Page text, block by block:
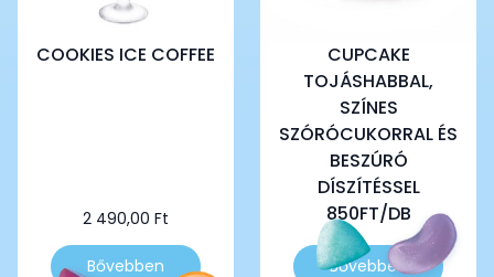
COOKIES ICE COFFEE
2 490,00 Ft
Bővebben
CUPCAKE
TOJÁSHABBAL,
SZÍNES
SZÓRÓCUKORRAL ÉS
BESZÚRÓ
DÍSZÍTÉSSEL
850FT/DB
Bővebben